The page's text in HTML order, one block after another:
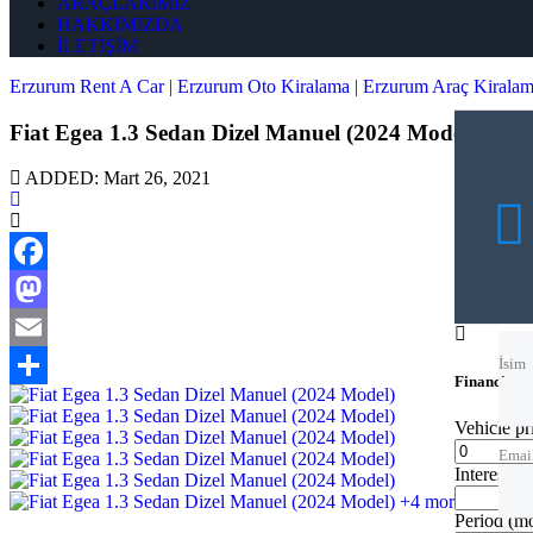
HAKKIMIZDA
İLETİŞİM
Erzurum Rent A Car | Erzurum Oto Kiralama | Erzurum Araç
Fiat Egea 1.3 Sedan Dizel Manuel (2024 Model)
ADDED: Mart 26, 2021
Facebook
Mastodon
Email
Share
+4 more
Financing
Vehicle
Interest
Period
İsim